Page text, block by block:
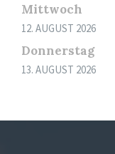
Mittwoch
12. AUGUST 2026
Donnerstag
13. AUGUST 2026